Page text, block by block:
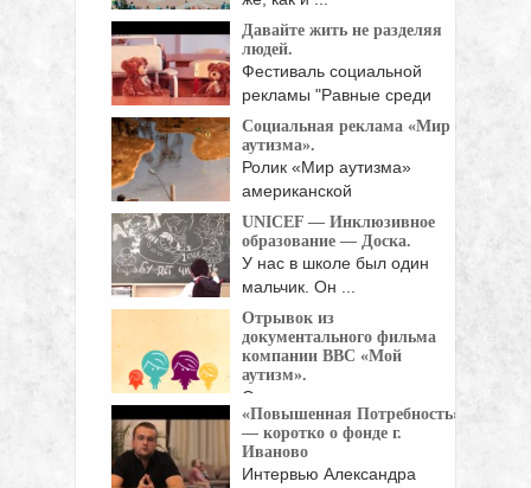
Давайте жить не разделяя
людей.
Фестиваль социальной
рекламы "Равные среди
равных" Юго-Западного ...
Социальная реклама «Мир
аутизма».
Ролик «Мир аутизма»
американской
благотворительной
организации Autism ...
UNICEF — Инклюзивное
образование — Доска.
У нас в школе был один
мальчик. Он ...
Отрывок из
документального фильма
компании ВВС «Мой
аутизм».
Отрывок из
документального фильма
компании ВВС «Мой ...
«Повышенная Потребность»
— коротко о фонде г.
Иваново
Интервью Александра